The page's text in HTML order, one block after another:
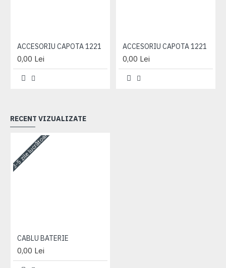
ACCESORIU CAPOTA 1221
0,00 Lei
ACCESORIU CAPOTA 1221
0,00 Lei
RECENT VIZUALIZATE
3-5 zile lucrătoare
CABLU BATERIE
0,00 Lei